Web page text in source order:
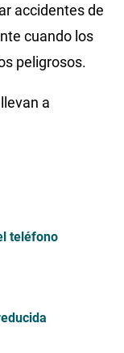
accidentes de
cuando los
peligrosos.
a
teléfono